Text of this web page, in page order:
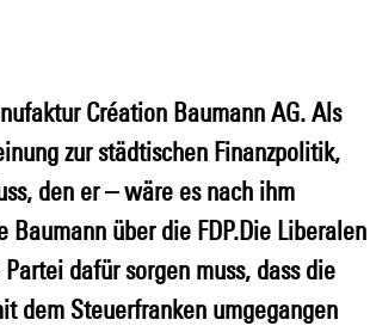
Création Baumann AG. Als
zur städtischen Finanzpolitik,
den er – wäre es nach ihm
über die FDP.Die Liberalen
dafür sorgen muss, dass die
dem Steuerfranken umgegangen